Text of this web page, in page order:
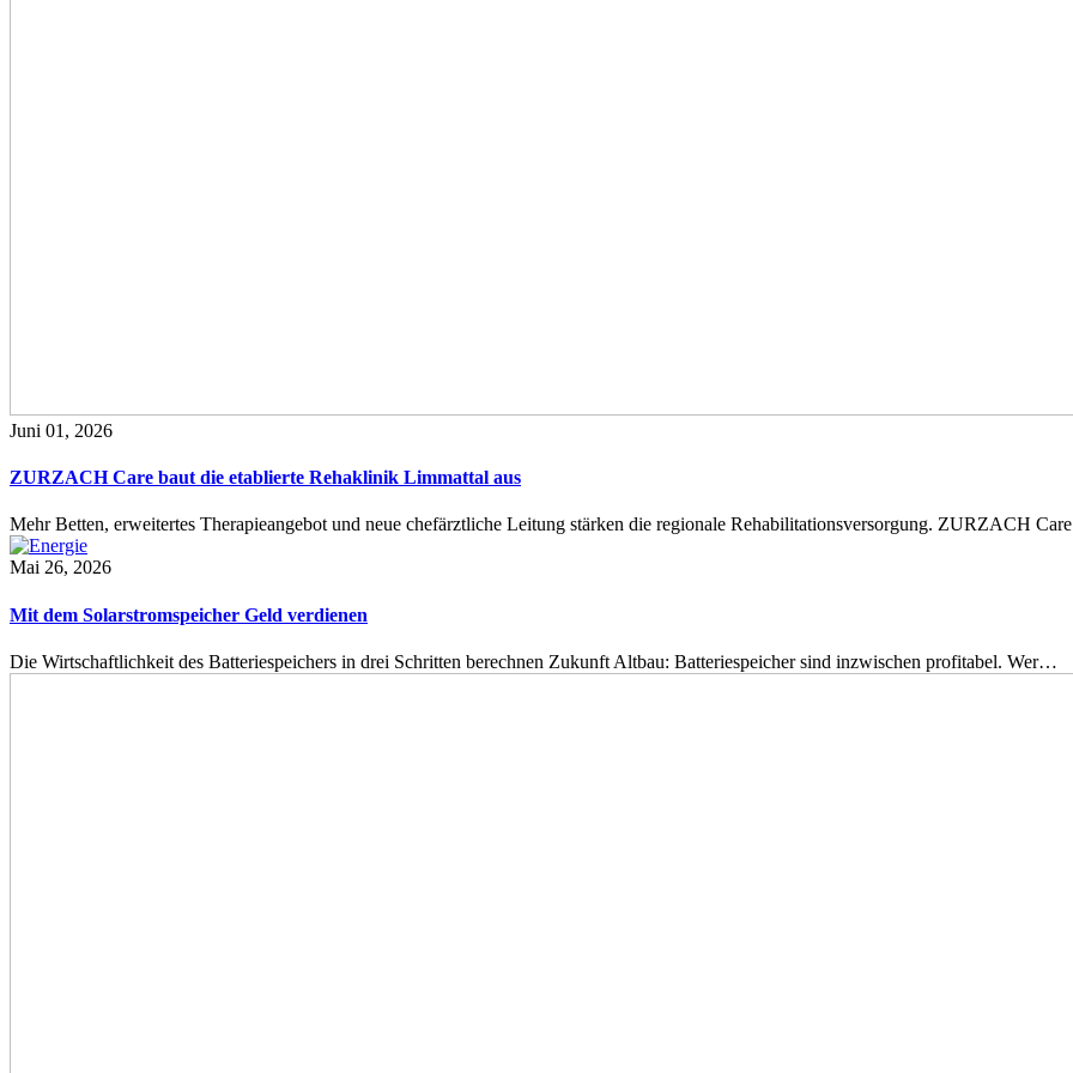
Juni 01, 2026
ZURZACH Care baut die etablierte Rehaklinik Limmattal aus
Mehr Betten, erweitertes Therapieangebot und neue chefärztliche Leitung stärken die regionale Rehabilitationsversorgung. ZURZACH
Mai 26, 2026
Mit dem Solarstromspeicher Geld verdienen
Die Wirtschaftlichkeit des Batteriespeichers in drei Schritten berechnen Zukunft Altbau: Batteriespeicher sind inzwischen profitabel. Wer…